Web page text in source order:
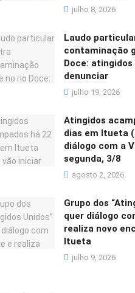
julho 8, 2026
Laudo
contaminação
Doce:
denunciar
julho 19, 2026
Atingidos
dias em Itueta
diálogo com a
segunda, 3/8
agosto 2, 2026
Grupo dos
quer diálogo
realiza novo
Itueta
julho 9, 2026